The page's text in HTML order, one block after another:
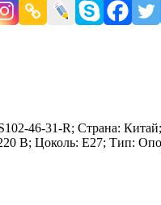
46-31-R; Страна:
В; Цоколь: E27; Тип: